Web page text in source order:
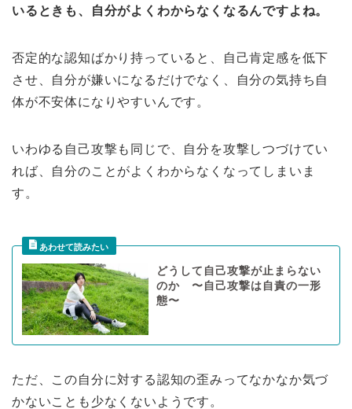
いるときも、自分がよくわからなくなるんですよね。
否定的な認知ばかり持っていると、自己肯定感を低下
させ、自分が嫌いになるだけでなく、自分の気持ち自
体が不安体になりやすいんです。
いわゆる自己攻撃も同じで、自分を攻撃しつづけてい
れば、自分のことがよくわからなくなってしまいま
す。
どうして自己攻撃が止まらない
のか 〜自己攻撃は自責の一形
態〜
ただ、この自分に対する認知の歪みってなかなか気づ
かないことも少なくないようです。